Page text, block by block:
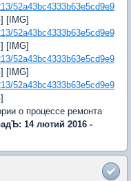
52a43bc4333b63e5cd9e9
[IMG]
52a43bc4333b63e5cd9e9
[IMG]
52a43bc4333b63e5cd9e9
[IMG]
52a43bc4333b63e5cd9e9
о процессе ремонта
14 лютий 2016 -